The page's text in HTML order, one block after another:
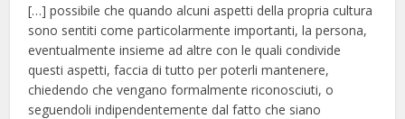
[…] possibile che quando alcuni aspetti della propria cultura
sono sentiti come particolarmente importanti, la persona,
eventualmente insieme ad altre con le quali condivide
questi aspetti, faccia di tutto per poterli mantenere,
chiedendo che vengano formalmente riconosciuti, o
seguendoli indipendentemente dal fatto che siano